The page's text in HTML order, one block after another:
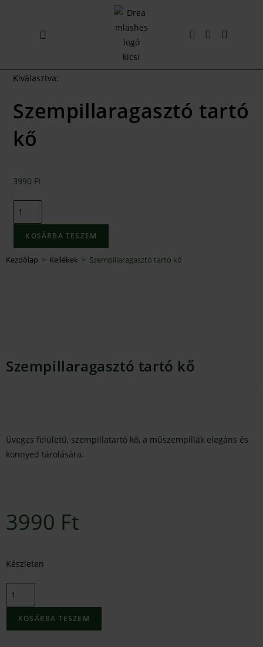
Kiválasztva:
Szempillaragasztó tartó
kő
3990 Ft
KOSÁRBA TESZEM
Kezdőlap > Kellékek > Szempillaragasztó tartó kő
Szempillaragasztó tartó kő
Üveges felületű, szempillatartó kő, a műszempillák elegáns és
könnyed tárolására.
3990 Ft
Készleten
KOSÁRBA TESZEM